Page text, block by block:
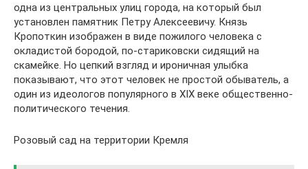
одна из центральных улиц города, на который был
установлен памятник Петру Алексеевичу. Князь
Кропоткин изображен в виде пожилого человека с
окладистой бородой, по-стариковски сидящий на
скамейке. Но цепкий взгляд и ироничная улыбка
показывают, что этот человек не простой обыватель, а
один из идеологов популярного в XIX веке общественно-
политического течения.
Розовый сад на территории Кремля